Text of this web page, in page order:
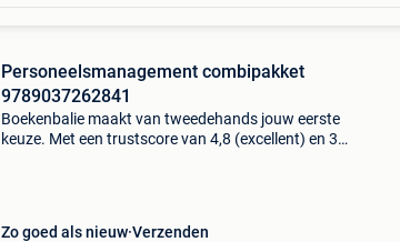
Personeelsmanagement combipakket
9789037262841
Boekenbalie maakt van tweedehands jouw eerste
keuze. Met een trustscore van 4,8 (excellent) en 30
Zo goed als nieuw Verzenden